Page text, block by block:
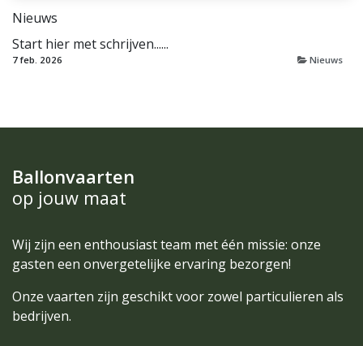
Nieuws
Start hier met schrijven......
7 feb. 2026 Nieuws
Ballonvaarten
op jouw maat
Wij zijn een enthousiast team met één missie: onze
gasten een onvergetelijke ervaring bezorgen!
Onze vaarten zijn geschikt voor zowel particulieren als
bedrijven.